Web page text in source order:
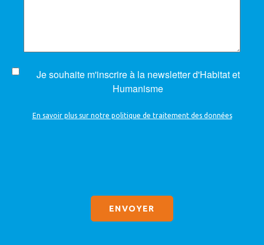
Je souhaite m'inscrire à la newsletter d'Habitat et
Humanisme
En savoir plus sur notre politique de traitement des données